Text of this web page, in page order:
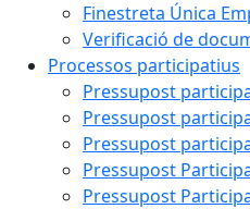
Finestreta Única
Verificació de
Processos participatius
Pressupost
Pressupost
Pressupost
Pressupost
Pressupost